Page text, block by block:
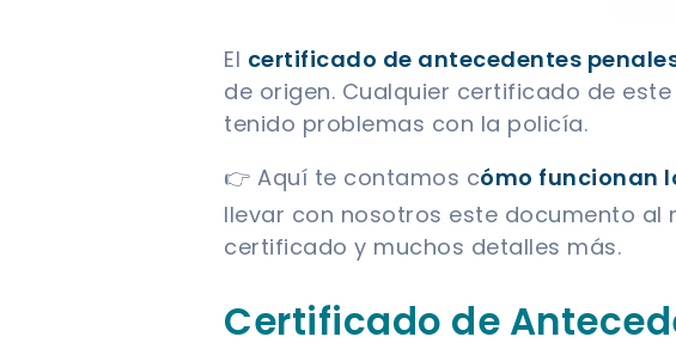
El certificado de antecedentes
de origen. Cualquier certificado de
tenido problemas con la policía.
👉 Aquí te contamos cómo funcionan
llevar con nosotros este documento
certificado y muchos detalles más.
Certificado de